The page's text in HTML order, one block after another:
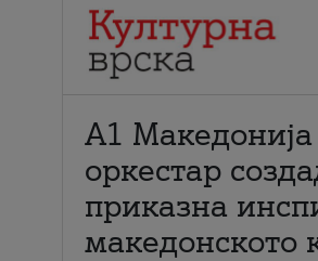
А1
оркестар
приказна
македонското